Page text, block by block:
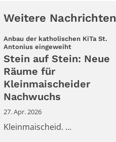
Weitere Nachrichten
Anbau der katholischen KiTa St.
Antonius eingeweiht:
Stein auf Stein: Neue
Räume für
Kleinmaischeider
Nachwuchs
27. Apr. 2026
Kleinmaischeid. ...